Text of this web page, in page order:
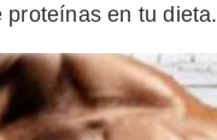
en tu dieta.